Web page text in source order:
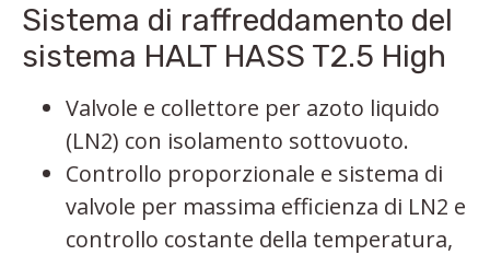
Sistema di raffreddamento del
sistema HALT HASS T2.5 High
Valvole e collettore per azoto liquido
(LN2) con isolamento sottovuoto.
Controllo proporzionale e sistema di
valvole per massima efficienza di LN2 e
controllo costante della temperatura,